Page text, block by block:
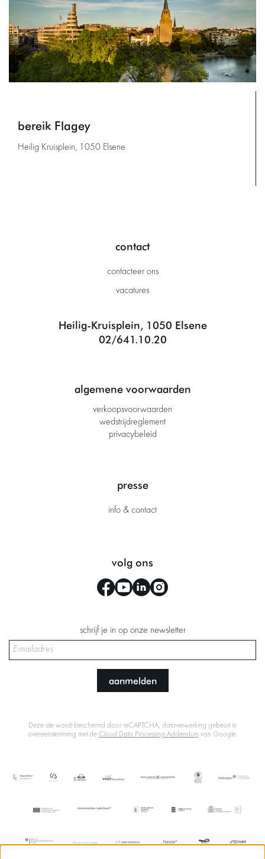
bereik Flagey
Heilig Kruisplein, 1050 Elsene
contact
contacteer ons
vacatures
Heilig-Kruisplein, 1050 Elsene
02/641.10.20
algemene voorwaarden
verkoopsvoorwaarden
wedstrijdreglement
privacybeleid
presse
info & contact
volg ons
schrijf je in op onze newsletter
aanmelden
Deze site wordt beschermd door reCAPTCHA, dataverwerking gebeurt in
overeenstemming met de Cloud Data Processing Addendumvan Google.